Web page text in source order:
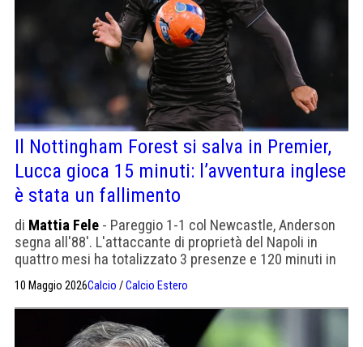
Il Nottingham Forest si salva in Premier,
Lucca gioca 15 minuti: l’avventura inglese
è stata un fallimento
di Mattia Fele - Pareggio 1-1 col Newcastle, Anderson
segna all'88'. L'attaccante di proprietà del Napoli in
quattro mesi ha totalizzato 3 presenze e 120 minuti in
10 Maggio 2026Calcio /Calcio Estero